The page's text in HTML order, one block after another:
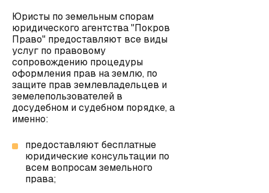
Юристы по земельным спорам
юридического агентства "Покров
Право" предоставляют все виды
услуг по правовому
сопровождению процедуры
оформления прав на землю, по
защите прав землевладельцев и
земелепользователей в
досудебном и судебном порядке, а
именно:
предоставляют бесплатные
юридические консультации по
всем вопросам земельного
права;